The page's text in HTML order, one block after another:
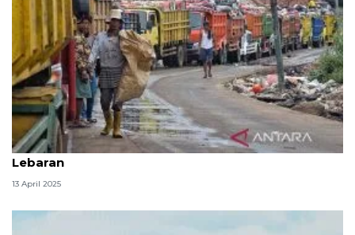
Volume sampah warga Bekasi meningkat usai
Lebaran
13 April 2025